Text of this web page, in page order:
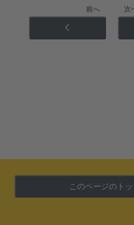
前へ 次
このページのト